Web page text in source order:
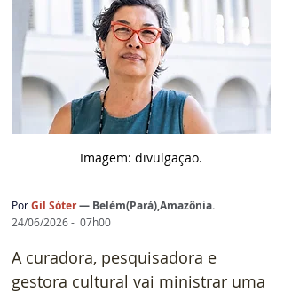
Imagem: divulgação.
Por Gil Sóter — Belém(Pará),Amazônia.
24/06/2026 -  07h00
A curadora, pesquisadora e
gestora cultural vai ministrar uma